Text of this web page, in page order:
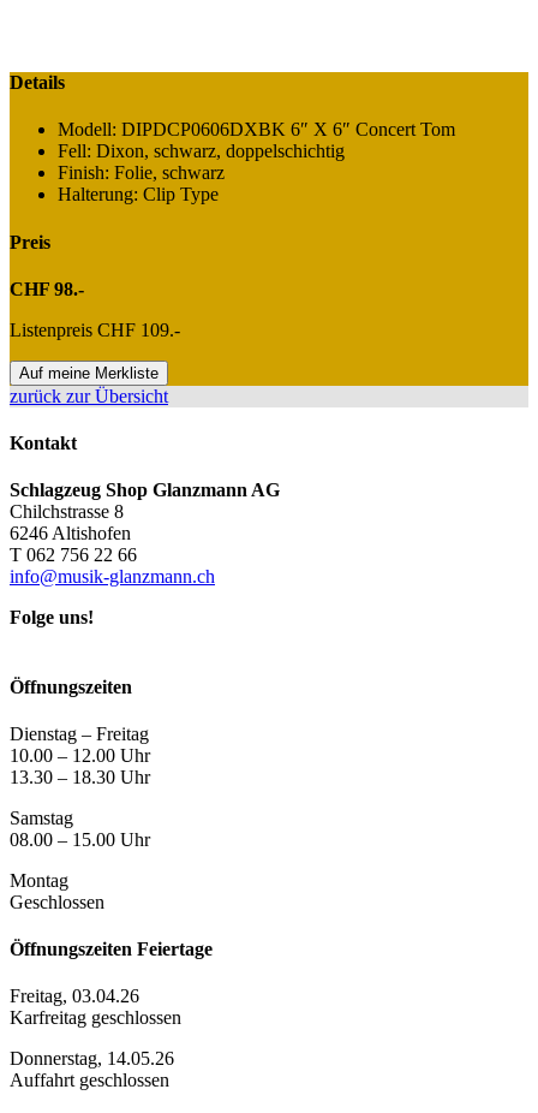
Details
Modell: DIPDCP0606DXBK 6″ X 6″ Concert Tom
Fell: Dixon, schwarz, doppelschichtig
Finish: Folie, schwarz
Halterung: Clip Type
Preis
CHF 98.-
Listenpreis CHF 109.-
Auf meine Merkliste
zurück zur Übersicht
Kontakt
Schlagzeug Shop Glanzmann AG
Chilchstrasse 8
6246 Altishofen
T 062 756 22 66
info@musik-glanzmann.ch
Folge uns!
Öffnungszeiten
Dienstag – Freitag
10.00 – 12.00 Uhr
13.30 – 18.30 Uhr
Samstag
08.00 – 15.00 Uhr
Montag
Geschlossen
Öffnungszeiten Feiertage
Freitag, 03.04.26
Karfreitag geschlossen
Donnerstag, 14.05.26
Auffahrt geschlossen